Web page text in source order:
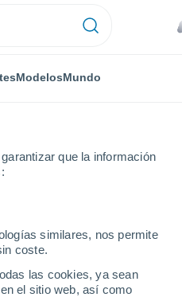
que la información
similares, nos permite
coste.
las cookies, ya sean
el sitio web, así como
ModelosMundo